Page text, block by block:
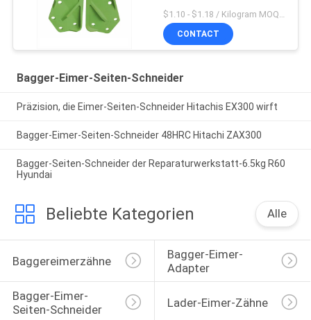
CONTACT
Bagger-Eimer-Seiten-Schneider
Präzision, die Eimer-Seiten-Schneider Hitachis EX300 wirft
Bagger-Eimer-Seiten-Schneider 48HRC Hitachi ZAX300
Bagger-Seiten-Schneider der Reparaturwerkstatt-6.5kg R60
Hyundai
Beliebte Kategorien Alle
Baggereimerzähne
Bagger-Eimer-
Adapter
Bagger-Eimer-
Seiten-Schneider
Lader-Eimer-Zähne